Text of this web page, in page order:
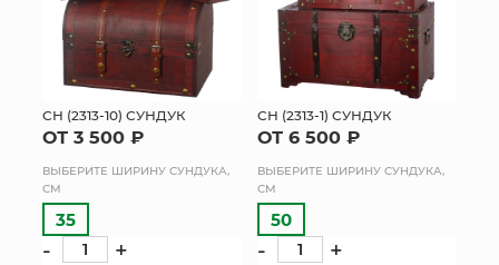
СН (2313-10) СУНДУК
ОТ 3 500 ₽
ВЫБЕРИТЕ ШИРИНУ СУНДУКА,
СМ
35
- +
СН (2313-1) СУНДУК
ОТ 6 500 ₽
ВЫБЕРИТЕ ШИРИНУ СУНДУКА,
СМ
50
- +